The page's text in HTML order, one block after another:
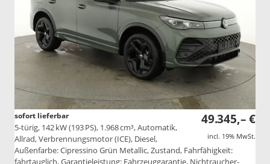
49.345,– €
incl. 19% MwSt.
sofort lieferbar
5-türig, 142 kW (193 PS), 1.968 cm³, Automatik,
Allrad, Verbrennungsmotor (ICE), Diesel,
Außenfarbe: Cipressino Grün Metallic, Zustand, Fahrfähigkeit:
fahrtauglich, Garantieleistung: Fahrzeuggarantie, Nichtraucher-